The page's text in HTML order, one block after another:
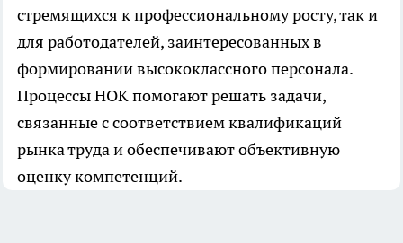
стремящихся к профессиональному росту, так и
для работодателей, заинтересованных в
формировании высококлассного персонала.
Процессы НОК помогают решать задачи,
связанные с соответствием квалификаций
рынка труда и обеспечивают объективную
оценку компетенций.